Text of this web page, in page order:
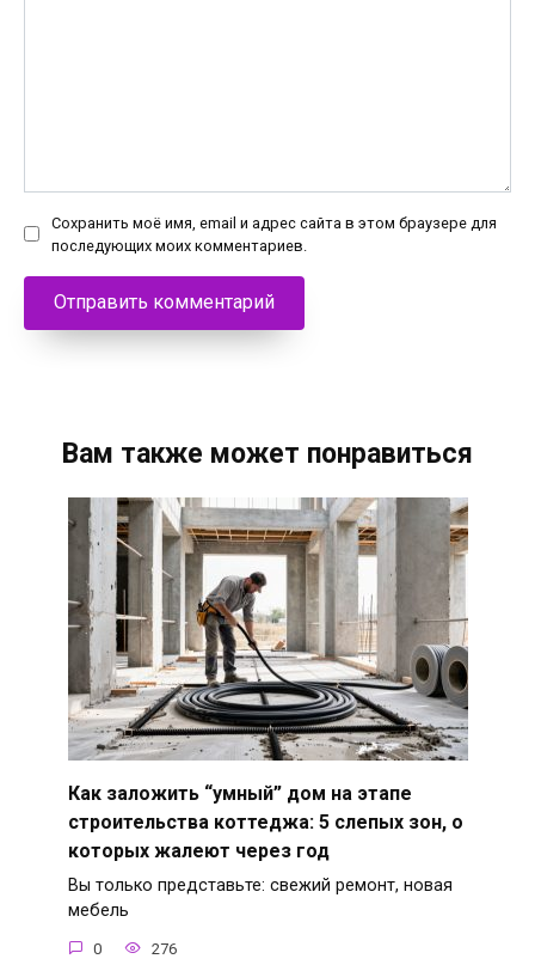
Сохранить моё имя, email и адрес сайта в этом браузере для
последующих моих комментариев.
Вам также может понравиться
Как заложить “умный” дом на этапе
строительства коттеджа: 5 слепых зон, о
которых жалеют через год
Вы только представьте: свежий ремонт, новая
мебель
0 276